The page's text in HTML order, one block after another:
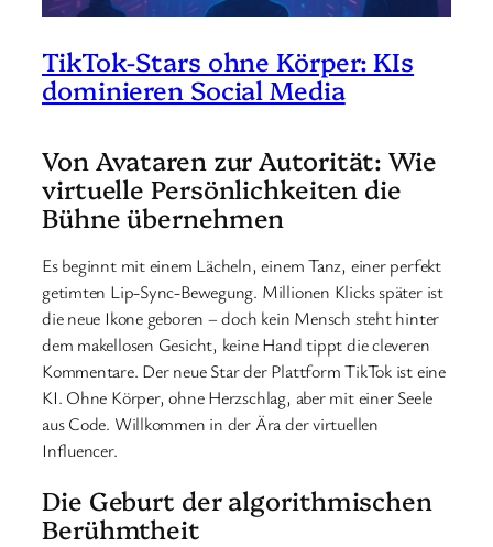
TikTok-Stars ohne Körper: KIs
dominieren Social Media
Von Avataren zur Autorität: Wie
virtuelle Persönlichkeiten die
Bühne übernehmen
Es beginnt mit einem Lächeln, einem Tanz, einer perfekt
getimten Lip-Sync-Bewegung. Millionen Klicks später ist
die neue Ikone geboren – doch kein Mensch steht hinter
dem makellosen Gesicht, keine Hand tippt die cleveren
Kommentare. Der neue Star der Plattform TikTok ist eine
KI. Ohne Körper, ohne Herzschlag, aber mit einer Seele
aus Code. Willkommen in der Ära der virtuellen
Influencer.
Die Geburt der algorithmischen
Berühmtheit